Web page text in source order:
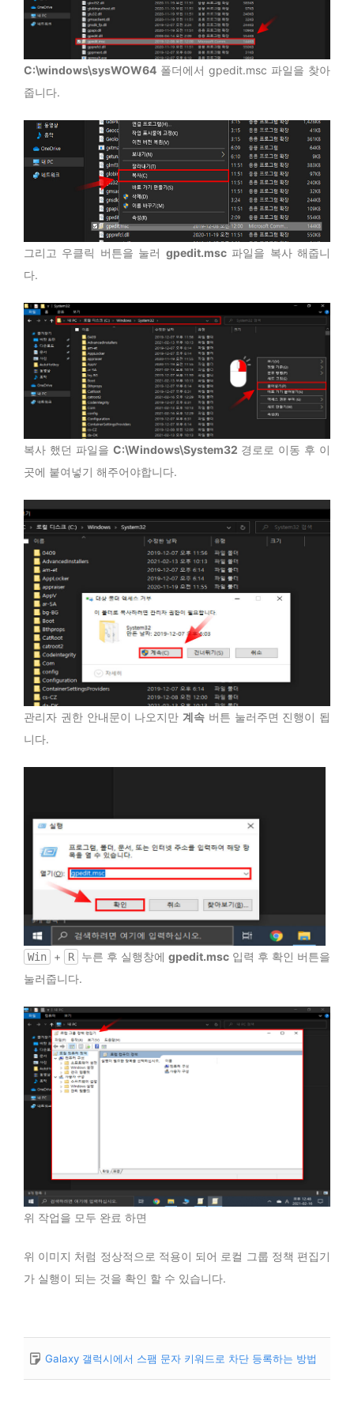
C:\windows\sysWOW64 폴더에서 gpedit.msc 파일을 찾아
줍니다.
그리고 우클릭 버튼을 눌러 gpedit.msc파일을 복사 해줍니
다.
복사 했던 파일을 C:\Windows\System32 경로로 이동 후 이
곳에 붙여넣기 해주어야합니다.
관리자 권한 안내문이 나오지만 계속 버튼 눌러주면 진행이 됩
니다.
Win + R 누른 후 실행창에 gpedit.msc 입력 후 확인 버튼을
눌러줍니다.
위 작업을 모두 완료 하면
위 이미지 처럼 정상적으로 적용이 되어 로컬 그룹 정책 편집기
가 실행이 되는 것을 확인 할 수 있습니다.
Galaxy 갤럭시에서 스팸 문자 키워드로 차단 등록하는 방법